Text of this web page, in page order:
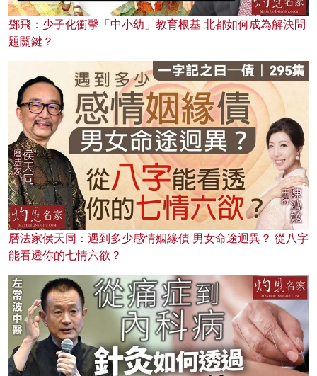
鄧飛：少子化衝擊「中小幼」教育根基 北都如何成為解決問
題關鍵？
曆法家侯天同：遇到多少感情姻緣債 男女命途迥異？ 從八字
能看透你的七情六欲？